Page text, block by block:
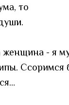
то
женщина - я
Ссоримся